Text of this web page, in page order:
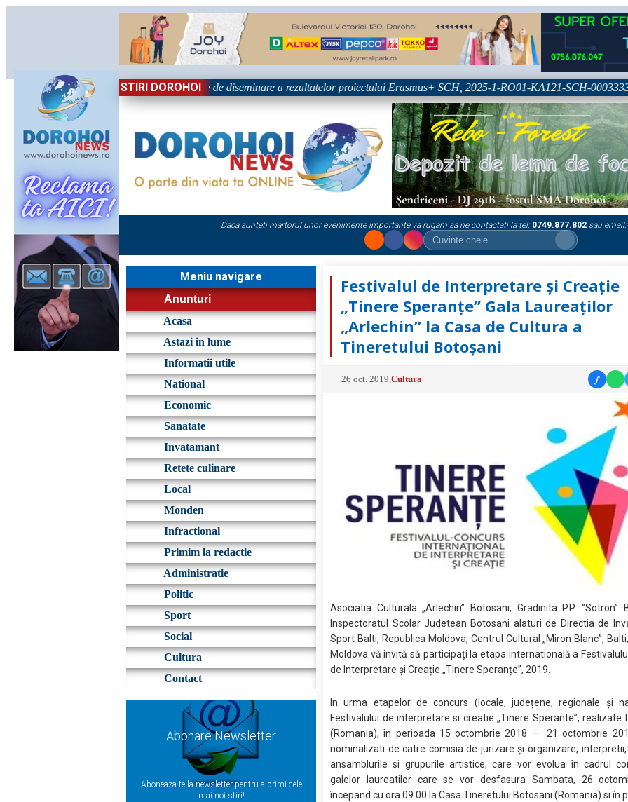
STIRI DOROHOI
Ghica” Dorohoi - Activitate de diseminare a rezultatelor proiectului Erasmus+ SCH, 2025-1-RO01-KA121-SCH-000333361
Daca sunteti martorul unor evenimente importante va rugam sa ne contactati la tel: 0749.877.802 sau email:
Meniu navigare
Anunturi
Acasa
Astazi in lume
Informatii utile
National
Economic
Sanatate
Invatamant
Retete culinare
Local
Monden
Infractional
Primim la redactie
Administratie
Politic
Sport
Social
Cultura
Contact
Abonare Newsletter
Aboneaza-te la newsletter pentru a primi cele
mai noi stiri!
Festivalul de Interpretare și Creație
„Tinere Speranțe” Gala Laureaților
„Arlechin” la Casa de Cultura a
Tineretului Botoșani
26 oct. 2019 ,Cultura f
Asociatia Culturala „Arlechin” Botosani, Gradinita P.P. ”Sotron”
Inspectoratul Scolar Judetean Botosani alaturi de Directia de
Sport Balti, Republica Moldova, Centrul Cultural „Miron Blanc”,
Moldova vă invită să participați la etapa internatională a
de Interpretare și Creație „Tinere Speranțe”, 2019.
In urma etapelor de concurs (locale, județene, regionale și
Festivalului de interpretare si creatie „Tinere Sperante”, realizate
(Romania), în perioada 15 octombrie 2018 – 21 octombrie
nominalizati de catre comisia de jurizare și organizare,
ansamblurile si grupurile artistice, care vor evolua în cadrul
galelor laureatilor care se vor desfasura Sambata, 26
începand cu ora 09.00 la Casa Tineretului Botosani (Romania) si în